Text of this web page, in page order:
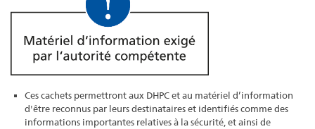
Ces cachets permettront aux DHPC et au matériel d’information
d'être reconnus par leurs destinataires et identifiés comme des
informations importantes relatives à la sécurité, et ainsi de